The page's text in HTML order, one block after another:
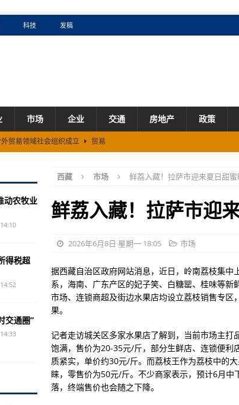
科技 发稿
市场 企业 交通 房地产 政策
贸易领域社会组织成立
贸易
原低空经济新赛道 市场
西藏 市场 鲜荔入藏！拉萨市迎来夏日甜
鲜荔入藏！拉萨市迎
2026年6月8日 星期一 18:05 市场
据西藏自治区政府网站消息，近日，岭南荔枝集
系，海南、广东产区的妃子笑、白糖罂、桂味等
市场、连锁商超及街边水果店均设立荔枝销售专
果。
记者走访城关区多家水果店了解到，当前市场主
饱满，售价为20-35元/斤，部分生鲜店、连锁便利
质紧实，单价约30元/斤。而荔枝王作为荔枝中的
睐，零售价为50元/斤。不少商家表示，预计6月
落，终端售价也会随之下降。
动农牧业
得税超
交通圈”